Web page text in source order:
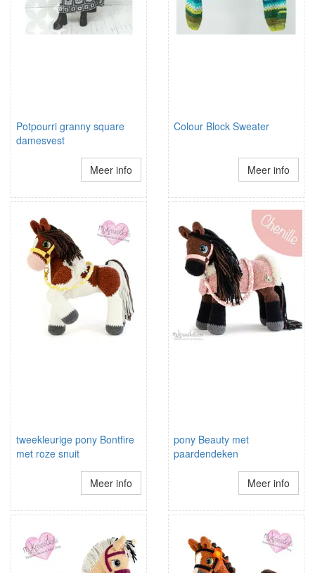
Potpourri granny square
damesvest
Meer info
Colour Block Sweater
Meer info
tweekleurige pony Bontfire
met roze snuit
Meer info
pony Beauty met
paardendeken
Meer info